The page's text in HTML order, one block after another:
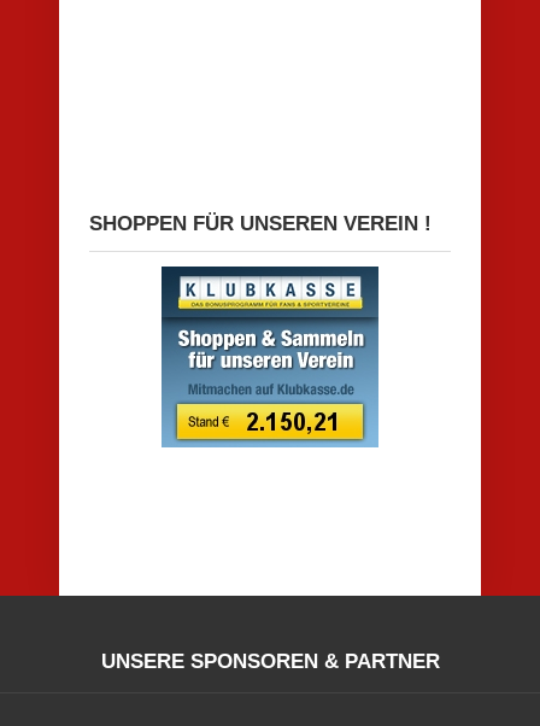
SHOPPEN FÜR UNSEREN VEREIN !
UNSERE SPONSOREN & PARTNER